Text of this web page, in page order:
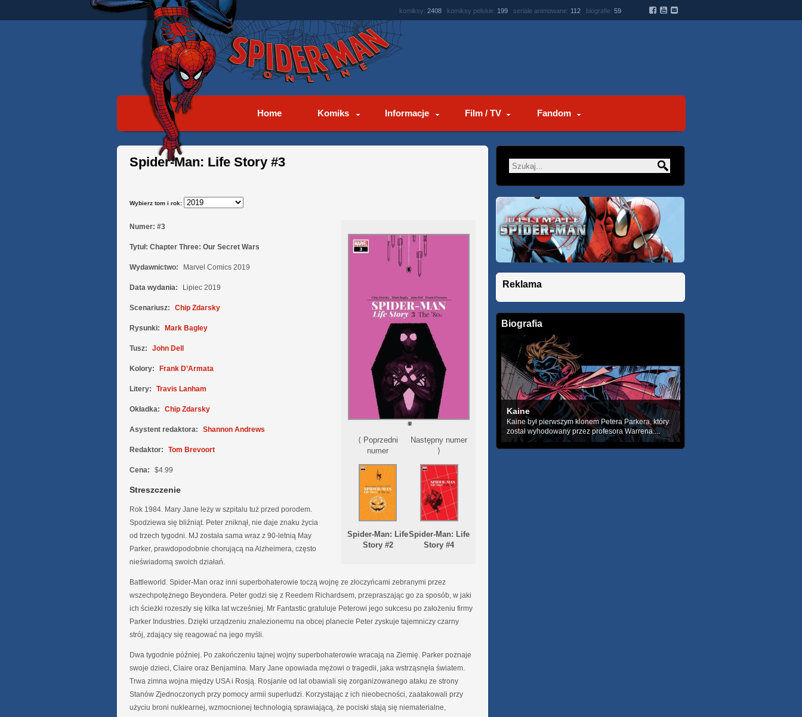
komiksy: 2408 komiksy polskie: 199 seriale animowane: 112 biografie: 59
Home Komiks Informacje Film / TV Fandom
Spider-Man: Life Story #3
Wybierz tom i rok:
⟨ Poprzedni
numer
Spider-Man: Life
Story #2
Następny numer
⟩
Spider-Man: Life
Story #4
Numer: #3
Tytuł: Chapter Three: Our Secret Wars
Wydawnictwo: Marvel Comics 2019
Data wydania: Lipiec 2019
Scenariusz: Chip Zdarsky
Rysunki: Mark Bagley
Tusz: John Dell
Kolory: Frank D’Armata
Litery: Travis Lanham
Okładka: Chip Zdarsky
Asystent redaktora: Shannon Andrews
Redaktor: Tom Brevoort
Cena: $4.99
Streszczenie
Rok 1984. Mary Jane leży w szpitalu tuż przed porodem.
Spodziewa się bliźniąt. Peter zniknął, nie daje znaku życia
od trzech tygodni. MJ została sama wraz z 90-letnią May
Parker, prawdopodobnie chorującą na Alzheimera, często
nieświadomą swoich działań.
Battleworld. Spider-Man oraz inni superbohaterowie toczą wojnę ze złoczyńcami zebranymi przez
wszechpotężnego Beyondera. Peter godzi się z Reedem Richardsem, przepraszając go za sposób, w jaki
ich ścieżki rozeszły się kilka lat wcześniej. Mr Fantastic gratuluje Peterowi jego sukcesu po założeniu firmy
Parker Industries. Dzięki urządzeniu znalezionemu na obcej planecie Peter zyskuje tajemniczy czarny
strój, zdający się reagować na jego myśli.
Dwa tygodnie później. Po zakończeniu tajnej wojny superbohaterowie wracają na Ziemię. Parker poznaje
swoje dzieci, Claire oraz Benjamina. Mary Jane opowiada mężowi o tragedii, jaka wstrząsnęła światem.
Trwa zimna wojna między USA i Rosją. Rosjanie od lat obawiali się zorganizowanego ataku ze strony
Stanów Zjednoczonych przy pomocy armii superludzi. Korzystając z ich nieobecności, zaatakowali przy
użyciu broni nuklearnej, wzmocnionej technologią sprawiającą, że pociski stają się niematerialne,
Reklama
Biografia
Kaine
Kaine był pierwszym klonem Petera Parkera, który
został wyhodowany przez profesora Warrena....